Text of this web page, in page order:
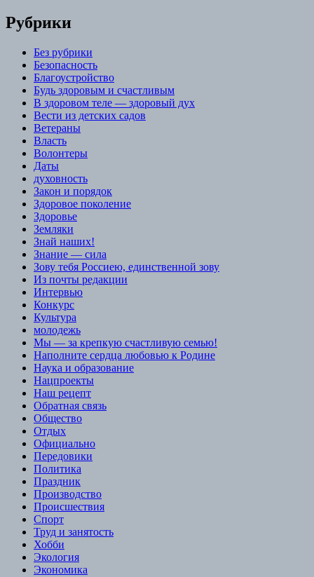
Рубрики
Без рубрики
Безопасность
Благоустройство
Будь здоровым и счастливым
В здоровом теле — здоровый дух
Вести из детских садов
Ветераны
Власть
Волонтеры
Даты
духовность
Закон и порядок
Здоровое поколение
Здоровье
Земляки
Знай наших!
Знание — сила
Зову тебя Россиею, единственной зову
Из почты редакции
Интервью
Конкурс
Культура
молодежь
Мы — за крепкую счастливую семью!
Наполните сердца любовью к Родине
Наука и образование
Нацпроекты
Наш рецепт
Обратная связь
Общество
Отдых
Официально
Передовики
Политика
Праздник
Производство
Происшествия
Спорт
Труд и занятость
Хобби
Экология
Экономика